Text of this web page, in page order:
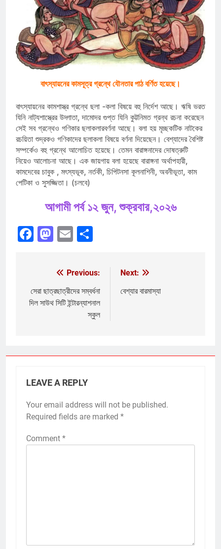
বাৎস্যায়নের কামসূত্র গ্রন্থে যৌনতার পাঠ বর্ণিত হয়েছে।
বাৎস্যায়নের কামশাস্ত্র গ্রন্থে ছলা -কলা বিষয়ে বহু নির্দেশ আছে। ঋষি ভরত
যিনি নাট্যশাস্ত্রের উদ্গাতা, দামোদর গুপ্ত যিনি কুট্টনিমত গ্রন্থ রচনা করেছেন
সেই সব গ্রন্থেও গণিকার ছলাকলারবর্ণনা আছে। বলা হয় মৃচ্ছকটিক নাটকের
রচয়িতা শুদ্রকও গণিকাদের ছলাকলা বিষয়ে বর্ণনা দিয়েছেন। বেশ্যাদের বৈশিষ্ট
সম্পর্কেও বহু গ্রন্থে আলোচিত হয়েছে। তেমন বারাঙ্গনাদের দোষত্রুটি
নিয়েও আলোচনা আছে। এক জায়গায় বলা হয়েছে বারাঙ্গনা অর্থাপহারী,
কামদেবের চাবুক , মৎস্যভূক, নর্তকী, চিপিটনসা কূলনাশিনী, অবনীভূতা, কাম
পেটিকা ও সুসজ্জিতা। (চলবে)
আগামী পর্ব ১২ জুন, শুক্রবার,২০২৬
Facebook
Mastodon
Email
navigation
Previous:
সেরা ছাত্রছাত্রীদের সম্বর্ধনা
দিল সাউথ সিটি ইন্টারন্যাশনাল
স্কুল
Next:
বেশ্যার বারমাস্যা
LEAVE A REPLY
Your email address will not be published.
Required fields are marked *
Comment *